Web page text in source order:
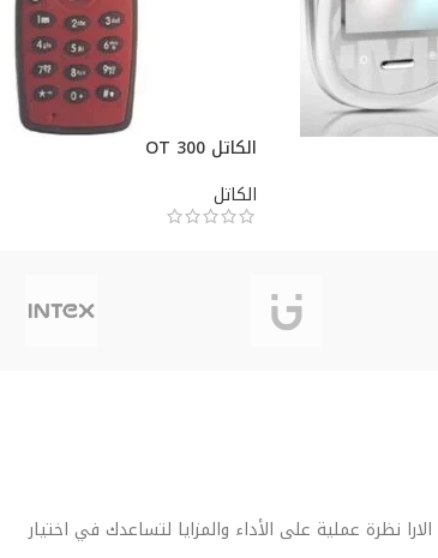
الكاتل OT 300
الكاتل
نظرة عملية على الأداء والمزايا لتساعدك في اختيار